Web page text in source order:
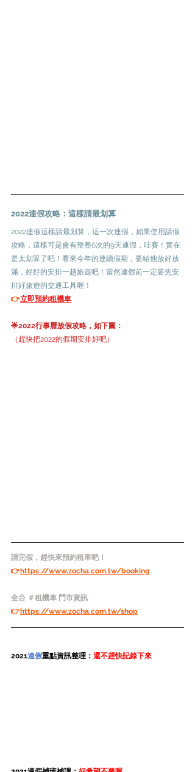
2022連假攻略：這樣請最划算
2022連假這樣請最划算，這一次連假，如果使用請假
攻略，這樣可是會有整整6次的9天連假，哇賽！實在
是太划算了吧！看來今年的連續假期，要給他放好放
滿，好好的安排一趟旅遊吧！當然連假前一定要先安
排好旅遊的交通工具喔！
👉立即預約租機車
🌟2022行事曆放假攻略，如下圖：
（趕快把2022的假期安排好吧）
請完假，趕快來預約租車吧！
👉https://www.zocha.com.tw/booking
全台 ＃租機車 門市資訊
👉https://www.zocha.com.tw/shop
2021連假重點資訊整理： 還不趕快記錄下來